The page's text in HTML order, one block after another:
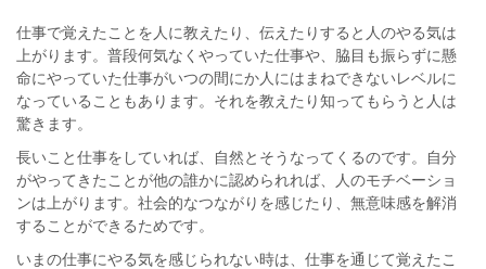
仕事で覚えたことを人に教えたり、伝えたりすると人のやる気は
上がります。普段何気なくやっていた仕事や、脇目も振らずに懸
命にやっていた仕事がいつの間にか人にはまねできないレベルに
なっていることもあります。それを教えたり知ってもらうと人は
驚きます。
長いこと仕事をしていれば、自然とそうなってくるのです。自分
がやってきたことが他の誰かに認められれば、人のモチベーショ
ンは上がります。社会的なつながりを感じたり、無意味感を解消
することができるためです。
いまの仕事にやる気を感じられない時は、仕事を通じて覚えたこ